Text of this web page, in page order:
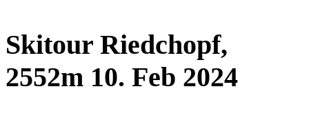
Skitour Riedchopf,
2552m 10. Feb 2024